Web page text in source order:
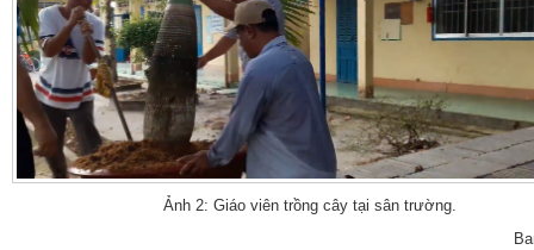
Ảnh 2: Giáo viên trồng cây tại sân trường.